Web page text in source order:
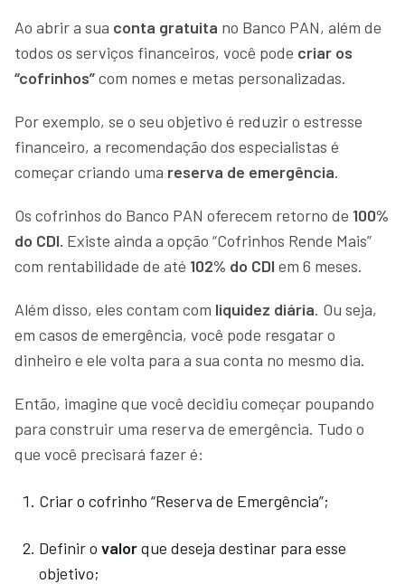
Ao abrir a sua conta gratuita no Banco PAN, além de
todos os serviços financeiros, você pode criar os
“cofrinhos”com nomes e metas personalizadas.
Por exemplo, se o seu objetivo é reduzir o estresse
financeiro, a recomendação dos especialistas é
começar criando uma reserva de emergência.
Os cofrinhos do Banco PAN oferecem retorno de 100%
do CDI. Existe ainda a opção “Cofrinhos Rende Mais”
com rentabilidade de até 102% do CDI em 6 meses.
Além disso, eles contam com liquidez diária. Ou seja,
em casos de emergência, você pode resgatar o
dinheiro e ele volta para a sua conta no mesmo dia.
Então, imagine que você decidiu começar poupando
para construir uma reserva de emergência. Tudo o
que você precisará fazer é:
Criar o cofrinho “Reserva de Emergência”;
Definir o valorque deseja destinar para esse
objetivo;